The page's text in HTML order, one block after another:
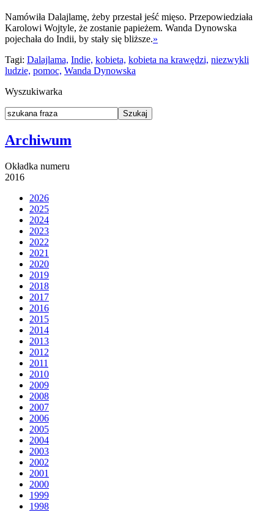
Namówiła Dalajlamę, żeby przestał jeść mięso. Przepowiedziała
Karolowi Wojtyle, że zostanie papieżem. Wanda Dynowska
pojechała do Indii, by stały się bliższe.»
Tagi: Dalajlama, Indie, kobieta, kobieta na krawędzi, niezwykli
ludzie, pomoc, Wanda Dynowska
Wyszukiwarka
Archiwum
Okładka numeru
2016
2026
2025
2024
2023
2022
2021
2020
2019
2018
2017
2016
2015
2014
2013
2012
2011
2010
2009
2008
2007
2006
2005
2004
2003
2002
2001
2000
1999
1998